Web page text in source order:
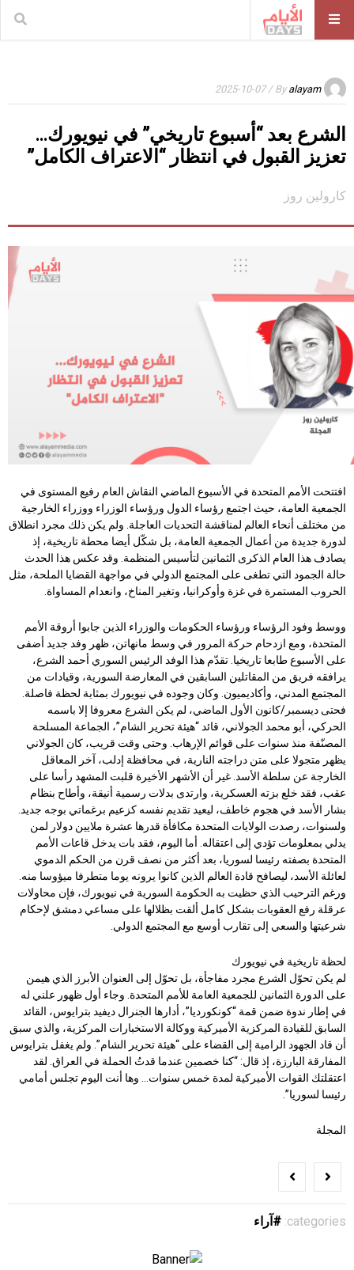
By alayam
/ 2025-10-07
الشرع بعد “أسبوع تاريخي” في نيويورك…
تعزيز القبول في انتظار “الاعتراف الكامل”
كارولين روز
افتتحت الأمم المتحدة في الأسبوع الماضي النقاش العام رفيع المستوى في
الجمعية العامة، حيث اجتمع رؤساء الدول ورؤساء الوزراء ووزراء الخارجية
من مختلف أنحاء العالم لمناقشة التحديات العاجلة. ولم يكن ذلك مجرد انطلاق
لدورة جديدة من أعمال الجمعية العامة، بل شكّل أيضا محطة تاريخية، إذ
يصادف هذا العام الذكرى الثمانين لتأسيس المنظمة. وقد عكس هذا الحدث
حالة الجمود التي تطغى على المجتمع الدولي في مواجهة القضايا الملحة، مثل
الحروب المستمرة في غزة وأوكرانيا، وتغير المناخ، وانعدام المساواة.
ووسط وفود الرؤساء ورؤساء الحكومات والوزراء الذين جابوا أروقة الأمم
المتحدة، ومع ازدحام حركة المرور في وسط مانهاتن، ظهر وفد جديد أضفى
على الأسبوع طابعا تاريخيا. تقدّم هذا الوفد الرئيس السوري أحمد الشرع،
يرافقه فريق من المقاتلين السابقين في المعارضة السورية، وقيادات من
المجتمع المدني، وأكاديميون. وكان وجوده في نيويورك بمثابة لحظة فاصلة.
فحتى ديسمبر/كانون الأول الماضي، لم يكن الشرع معروفا إلا باسمه
الحركي، أبو محمد الجولاني، قائد “هيئة تحرير الشام”، الجماعة المسلحة
المصنّفة منذ سنوات على قوائم الإرهاب. وحتى وقت قريب، كان الجولاني
يظهر متجولا على متن دراجته النارية، في محافظة إدلب، آخر المعاقل
الخارجة عن سلطة الأسد. غير أن الأشهر الأخيرة قلبت المشهد رأسا على
عقب، فقد خلع بزته العسكرية، وارتدى بدلات رسمية أنيقة، وأطاح بنظام
بشار الأسد في هجوم خاطف، ليعيد تقديم نفسه كزعيم برغماتي بوجه جديد.
ولسنوات، رصدت الولايات المتحدة مكافأة قدرها عشرة ملايين دولار لمن
يدلي بمعلومات تؤدي إلى اعتقاله. أما اليوم، فقد بات يدخل قاعات الأمم
المتحدة بصفته رئيسا لسوريا، بعد أكثر من نصف قرن من الحكم الدموي
لعائلة الأسد، ليصافح قادة العالم الذين كانوا يرونه يوما متطرفا ميؤوسا منه.
ورغم الترحيب الذي حظيت به الحكومة السورية في نيويورك، فإن محاولات
عرقلة رفع العقوبات بشكل كامل ألقت بظلالها على مساعي دمشق لإحكام
شرعيتها والسعي إلى تقارب أوسع مع المجتمع الدولي.
لحظة تاريخية في نيويورك
لم يكن تحوّل الشرع مجرد مفاجأة، بل تحوّل إلى العنوان الأبرز الذي هيمن
على الدورة الثمانين للجمعية العامة للأمم المتحدة. وجاء أول ظهور علني له
في إطار ندوة ضمن قمة “كونكورديا”، أدارها الجنرال ديفيد بترايوس، القائد
السابق للقيادة المركزية الأميركية ووكالة الاستخبارات المركزية، والذي سبق
أن قاد الجهود الرامية إلى القضاء على “هيئة تحرير الشام”. ولم يغفل بترايوس
المفارقة البارزة، إذ قال: “كنا خصمين عندما قدتُ الحملة في العراق. لقد
اعتقلتك القوات الأميركية لمدة خمس سنوات… وها أنت اليوم تجلس أمامي
رئيسا لسوريا”.
المجلة
categories: آراء